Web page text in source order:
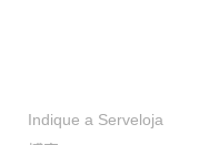
Indique a Serveloja